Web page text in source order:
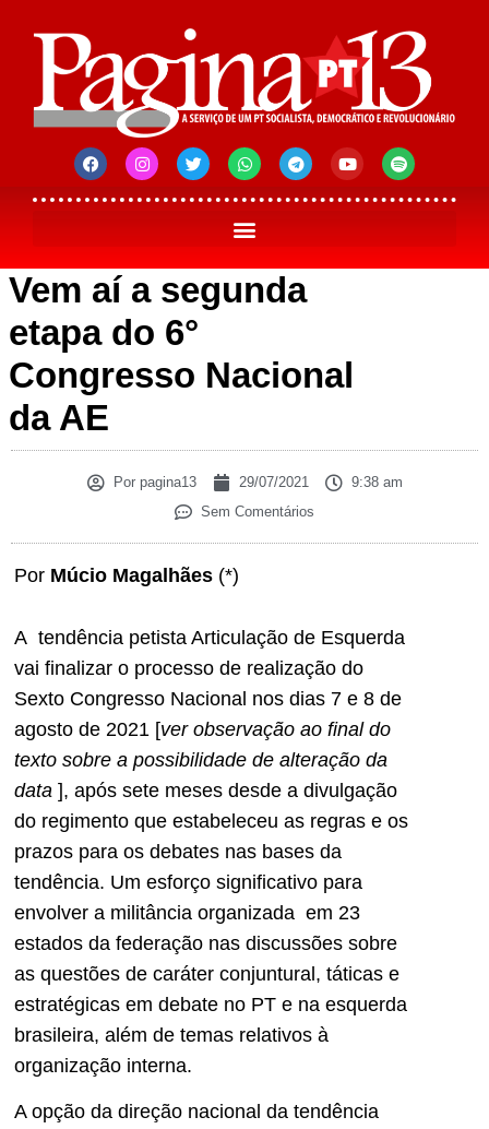
Vem aí a segunda
etapa do 6°
Congresso Nacional
da AE
Porpagina13 29/07/2021
9:38 am
Sem Comentários
Por Múcio Magalhães (*)
A tendência petista Articulação de Esquerda
vai finalizar o processo de realização do
Sexto Congresso Nacional nos dias 7 e 8 de
agosto de 2021 [ver observação ao final do
texto sobre a possibilidade de alteração da
data ], após sete meses desde a divulgação
do regimento que estabeleceu as regras e os
prazos para os debates nas bases da
tendência. Um esforço significativo para
envolver a militância organizada em 23
estados da federação nas discussões sobre
as questões de caráter conjuntural, táticas e
estratégicas em debate no PT e na esquerda
brasileira, além de temas relativos à
organização interna.
A opção da direção nacional da tendência